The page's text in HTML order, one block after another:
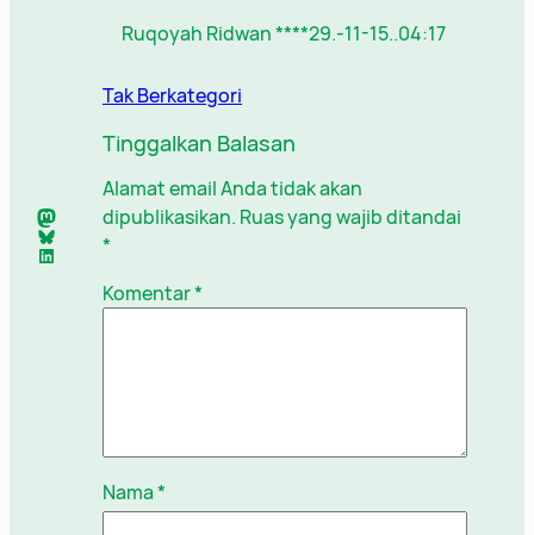
Mastodon
Bluesky
LinkedIn
Ruqoyah Ridwan ****29.-11-15..04:17
Tak Berkategori
Tinggalkan Balasan
Alamat email Anda tidak akan
dipublikasikan. Ruas yang wajib ditandai
*
Komentar*
Nama*